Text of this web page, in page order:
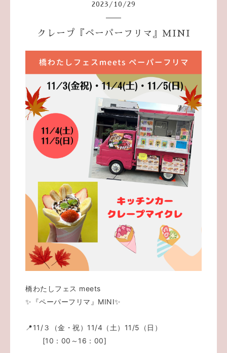
2023 / 10 /29
クレープ『ペーパーフリマ』MINI
橋わたしフェス meets
✨『ペーパーフリマ』MINI✨
📍11/３（金・祝）11/4（土）11/5（日）
[10：00～16：00]